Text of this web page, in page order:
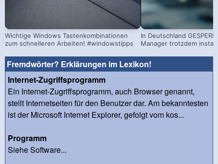
Wichtige Windows Tastenkombinationen
zum schnelleren Arbeiten! #windowstipps
In Deutschland
Manager trotzdem
Fremdwörter? Erklärungen im Lexikon!
Internet-Zugriffsprogramm
Ein Internet-Zugriffsprogramm, auch Browser genannt,
stellt Internetseiten für den Benutzer dar. Am bekanntesten
ist der Microsoft Internet Explorer, gefolgt vom kos...
Programm
Siehe Software...